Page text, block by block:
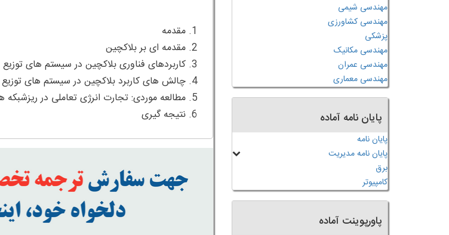
6. نتیجه گیری
مهندسی شیمی
مهندسی کشاورزی
پزشکی
مهندسی مکانیک
مهندسی عمران
مهندسی معماری
پایان نامه آماده
پایان نامه
پایان نامه مدیریت
برق
کامپیوتر
پاورپوینت آماده